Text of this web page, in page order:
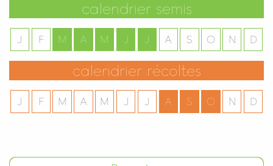
calendrier semis
F M A M A S O N D
calendrier récoltes
F M A M A S O N D